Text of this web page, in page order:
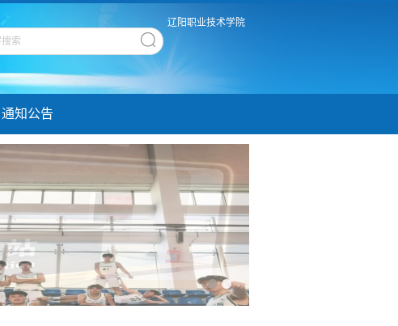
辽阳职业技术学院
通知公告